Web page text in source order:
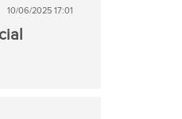
10/06/2025 17:01